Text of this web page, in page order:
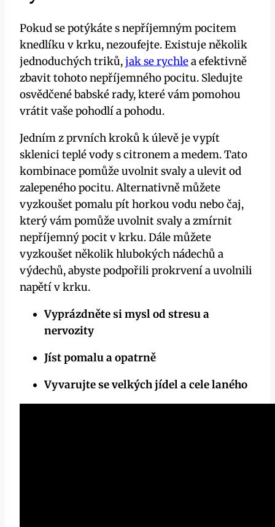
Pokud se potýkáte s nepříjemným pocitem‍
knedlíku v krku, nezoufejte. Existuje ‌několik
jednoduchých triků,jak se rychlea efektivně
zbavit⁤ tohoto nepříjemného​ pocitu. Sledujte
osvědčené babské rady, které vám pomohou
vrátit vaše pohodlí a pohodu.
Jedním z prvních kroků k úlevě je vypít
sklenici teplé vody ⁢s citronem ⁢a‌ medem. ⁣Tato
kombinace pomůže uvolnit svaly a ulevit od
zalepeného pocitu. Alternativně můžete
vyzkoušet pomalu pít horkou vodu nebo čaj, ​
který vám pomůže uvolnit svaly ⁤a zmírnit
nepříjemný pocit v krku. ​Dále můžete
vyzkoušet několik hlubokých nádechů a
výdechů, abyste podpořili ⁢prokrvení ‌a uvolnili‍
napětí‌ v krku.
Vyprázdněte‌ si ⁤mysl od stresu a
nervozity
Jíst pomalu a opatrně
Vyvarujte⁤ se velkých​ jídel a ⁤cele laného